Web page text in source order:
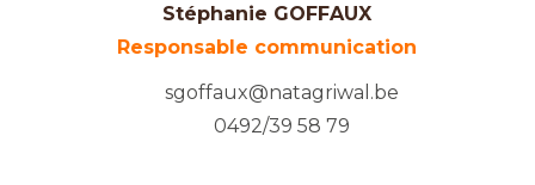
Stéphanie GOFFAUX
Responsable communication
sgoffaux@natagriwal.be
0492/39 58 79